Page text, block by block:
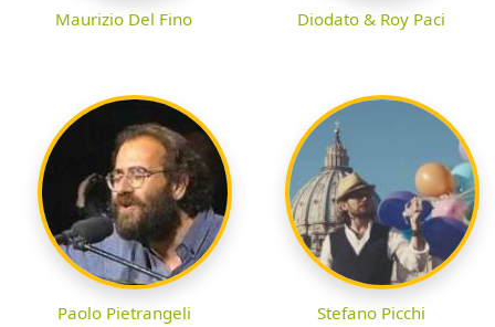
Maurizio Del Fino Diodato & Roy Paci
Paolo Pietrangeli Stefano Picchi